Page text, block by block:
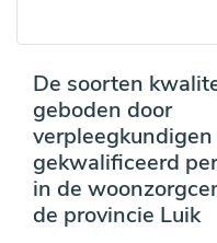
De soorten
geboden door
verpleegkundigen
gekwalificeerd
in de
de provincie Luik